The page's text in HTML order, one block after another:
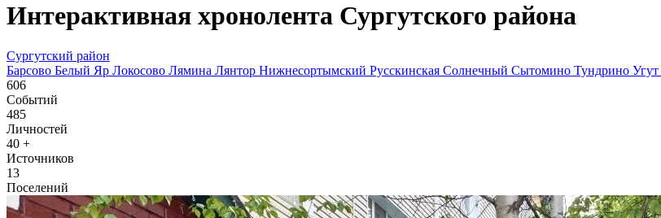
Интерактивная хронолента Сургутского района
Сургутский район
Барсово Белый Яр Локосово Лямина Лянтор Нижнесортымский Русскинская Солнечный Сытомино Тундрино Угут
606
Событий
485
Личностей
40 +
Источников
13
Поселений